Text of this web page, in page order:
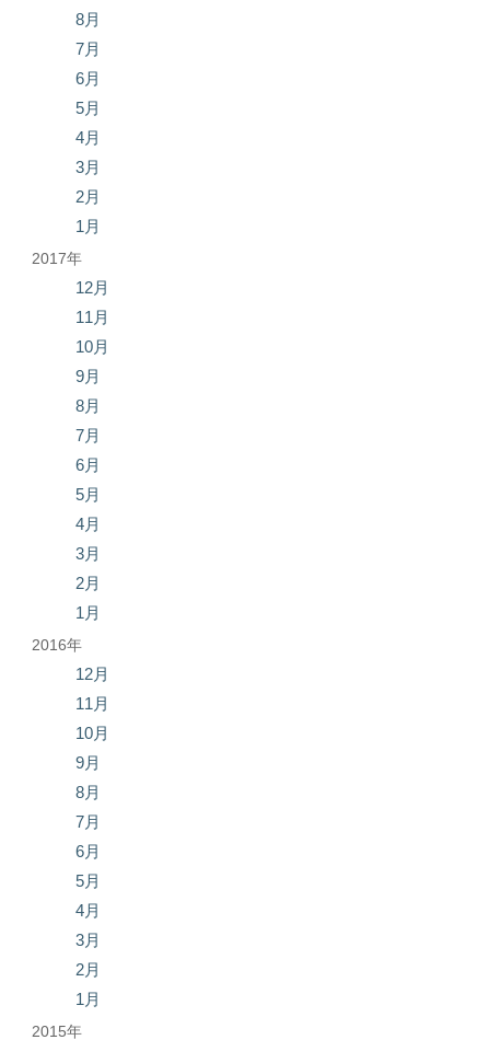
8月
7月
6月
5月
4月
3月
2月
1月
2017年
12月
11月
10月
9月
8月
7月
6月
5月
4月
3月
2月
1月
2016年
12月
11月
10月
9月
8月
7月
6月
5月
4月
3月
2月
1月
2015年